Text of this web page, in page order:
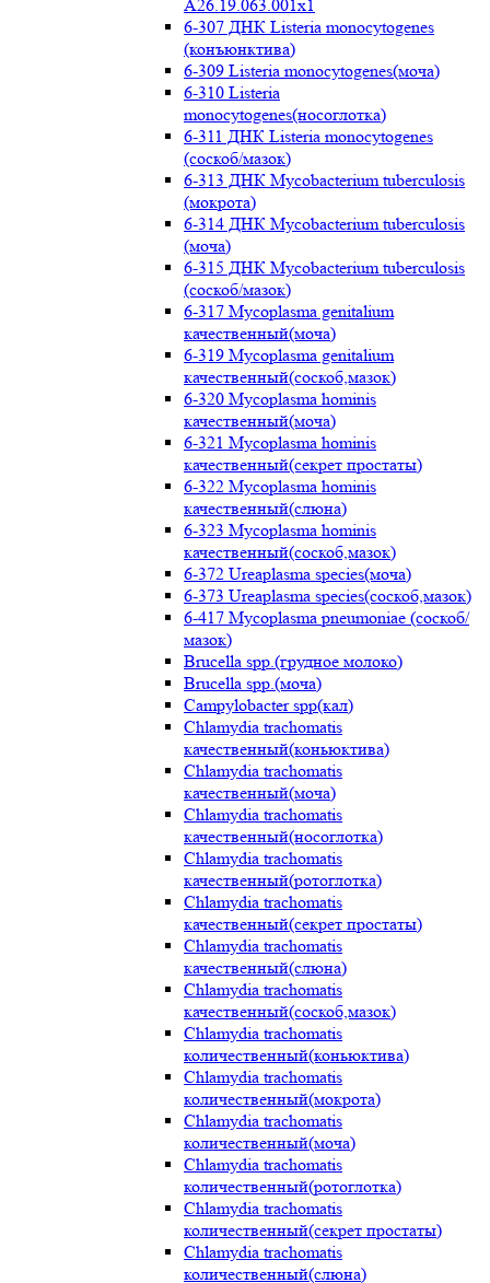
A26.19.063.001x1
6-307 ДНК Listeria monocytogenes
(конъюнктива)
6-309 Listeria monocytogenes(моча)
6-310 Listeria
monocytogenes(носоглотка)
6-311 ДНК Listeria monocytogenes
(соскоб/мазок)
6-313 ДНК Mycobacterium tuberculosis
(мокрота)
6-314 ДНК Mycobacterium tuberculosis
(моча)
6-315 ДНК Mycobacterium tuberculosis
(соскоб/мазок)
6-317 Mycoplasma genitalium
качественный(моча)
6-319 Mycoplasma genitalium
качественный(соскоб,мазок)
6-320 Mycoplasma hominis
качественный(моча)
6-321 Mycoplasma hominis
качественный(секрет простаты)
6-322 Mycoplasma hominis
качественный(слюна)
6-323 Mycoplasma hominis
качественный(соскоб,мазок)
6-372 Ureaplasma species(моча)
6-373 Ureaplasma species(соскоб,мазок)
6-417 Mycoplasma pneumoniae (соскоб/
мазок)
Brucella spp.(грудное молоко)
Brucella spp.(моча)
Campylobacter spp(кал)
Chlamydia trachomatis
качественный(коньюктива)
Chlamydia trachomatis
качественный(моча)
Chlamydia trachomatis
качественный(носоглотка)
Chlamydia trachomatis
качественный(ротоглотка)
Chlamydia trachomatis
качественный(секрет простаты)
Chlamydia trachomatis
качественный(слюна)
Chlamydia trachomatis
качественный(соскоб,мазок)
Chlamydia trachomatis
количественный(коньюктива)
Chlamydia trachomatis
количественный(мокрота)
Chlamydia trachomatis
количественный(моча)
Chlamydia trachomatis
количественный(ротоглотка)
Chlamydia trachomatis
количественный(секрет простаты)
Chlamydia trachomatis
количественный(слюна)